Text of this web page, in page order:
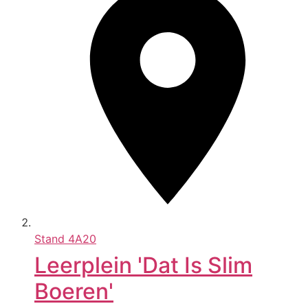
Stand 4A20
Leerplein 'Dat Is Slim
Boeren'